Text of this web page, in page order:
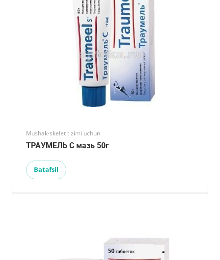
Mushak-skelet tizimi uchun
ТРАУМЕЛЬ С мазь 50г
Batafsil